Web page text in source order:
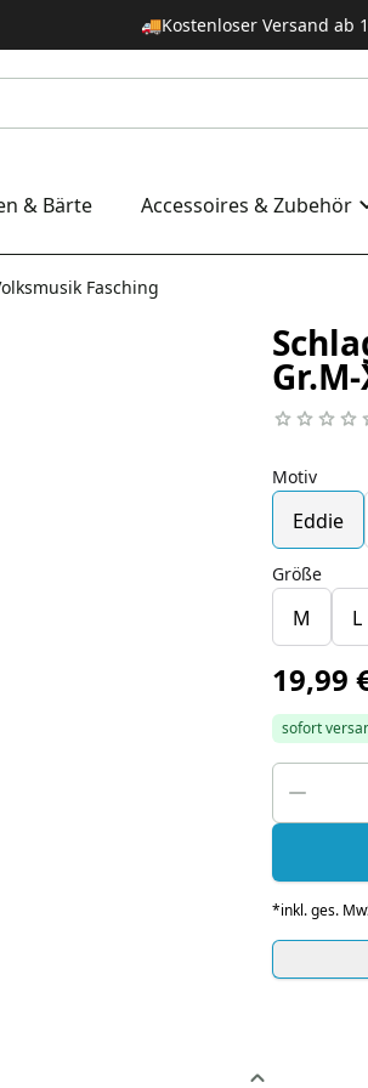
🚚Kostenloser Versand ab
& Bärte Accessoires & Zubehör
Fasching
Motiv
Eddie
Größe
M L
19,99
sofort
*inkl. ges.